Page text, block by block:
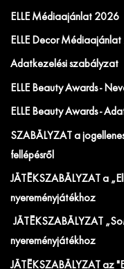
ELLE Médiaajánlat 2026
ELLE Decor
Adatkezelési szabályzat
ELLE Beauty Awards -
ELLE Beauty Awards -
SZABÁLYZAT a
fellépésről
JÁTÉKSZABÁLYZAT a
nyereményjátékhoz
JÁTÉKSZABÁLYZAT
nyereményjátékhoz
JÁTÉKSZABÁLYZAT az